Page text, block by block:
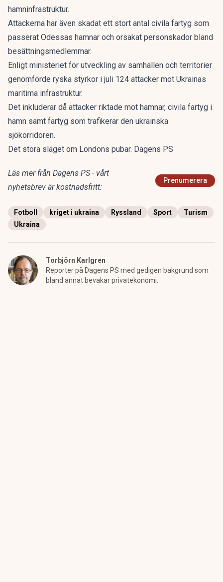
hamninfrastruktur.
Attackerna har även skadat ett stort antal civila fartyg som
passerat Odessas hamnar och orsakat personskador bland
besättningsmedlemmar.
Enligt ministeriet för utveckling av samhällen och territorier
genomförde ryska styrkor i juli 124 attacker mot Ukrainas
maritima infrastruktur.
Det inkluderar då attacker riktade mot hamnar, civila fartyg i
hamn samt fartyg som trafikerar den ukrainska
sjökorridoren.
Det stora slaget om Londons pubar. Dagens PS
Läs mer från Dagens PS - vårt
nyhetsbrev är kostnadsfritt:
Prenumerera
Fotboll kriget i ukraina Ryssland Sport
Turism
Ukraina
Torbjörn Karlgren
Reporter på Dagens PS med gedigen bakgrund som
bland annat bevakar privatekonomi.